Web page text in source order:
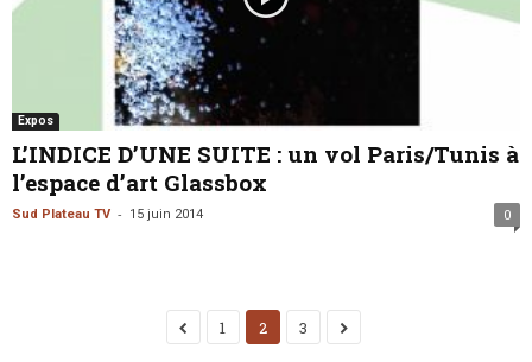
Expos
L’INDICE D’UNE SUITE : un vol Paris/Tunis à
l’espace d’art Glassbox
Sud Plateau TV - 15 juin 2014 0
1 2 3